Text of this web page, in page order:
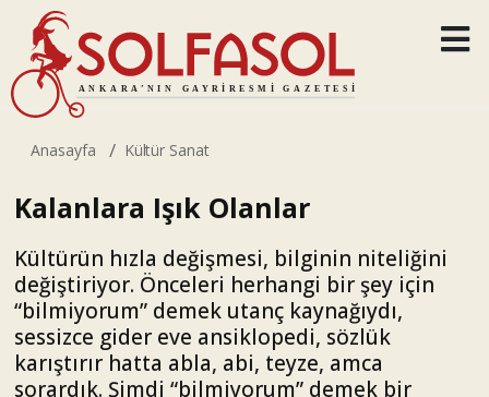
Anasayfa Kültür Sanat
Kalanlara Işık Olanlar
Kültürün hızla değişmesi, bilginin niteliğini
değiştiriyor. Önceleri herhangi bir şey için
“bilmiyorum” demek utanç kaynağıydı,
sessizce gider eve ansiklopedi, sözlük
karıştırır hatta abla, abi, teyze, amca
sorardık. Şimdi “bilmiyorum” demek bir